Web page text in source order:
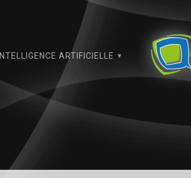
INTELLIGENCE ARTIFICIELLE